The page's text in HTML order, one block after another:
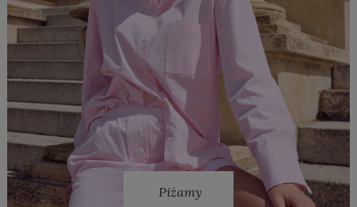
Piżamy